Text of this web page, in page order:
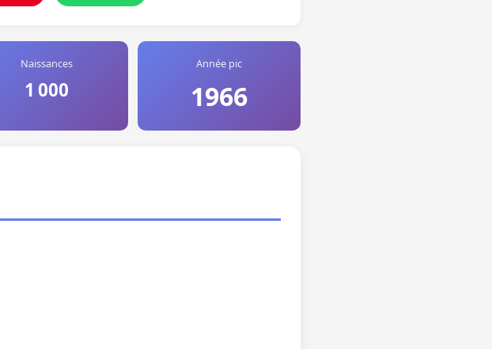
Naissances
1 000
Année pic
1966